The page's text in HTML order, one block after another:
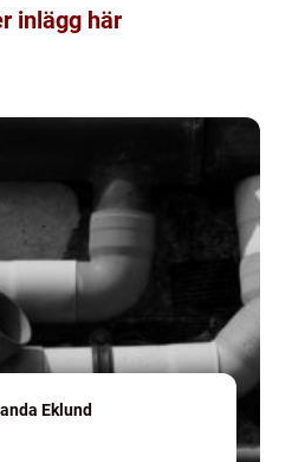
inlägg här
Eklund